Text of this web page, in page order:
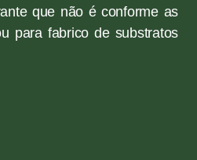
que não é conforme as
para fabrico de substratos